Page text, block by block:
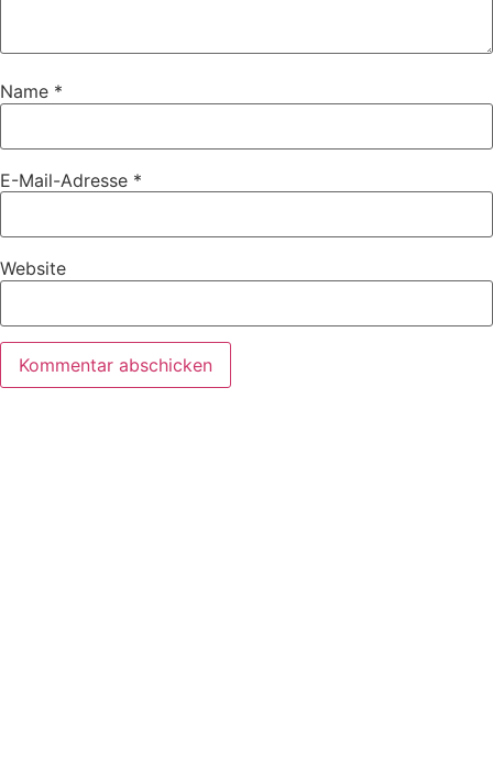
Name *
E-Mail-Adresse *
Website